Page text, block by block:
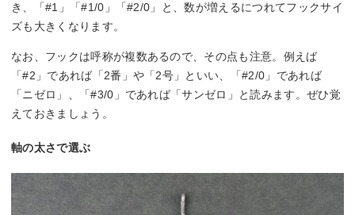
き、「#1」「#1/0」「#2/0」と、数が増えるにつれてフックサイ
ズも大きくなります。
なお、フックは呼称が複数あるので、その点も注意。例えば
「#2」であれば「2番」や「2号」といい、「#2/0」であれば
「ニゼロ」、「#3/0」であれば「サンゼロ」と読みます。ぜひ覚
えておきましょう。
軸の太さで選ぶ